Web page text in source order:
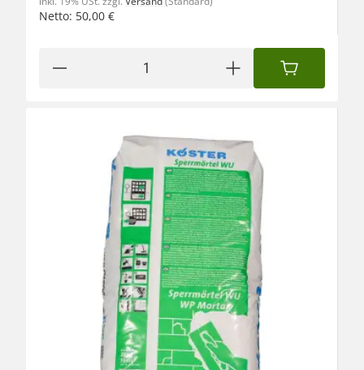
Netto: 50,00 €
IN DEN